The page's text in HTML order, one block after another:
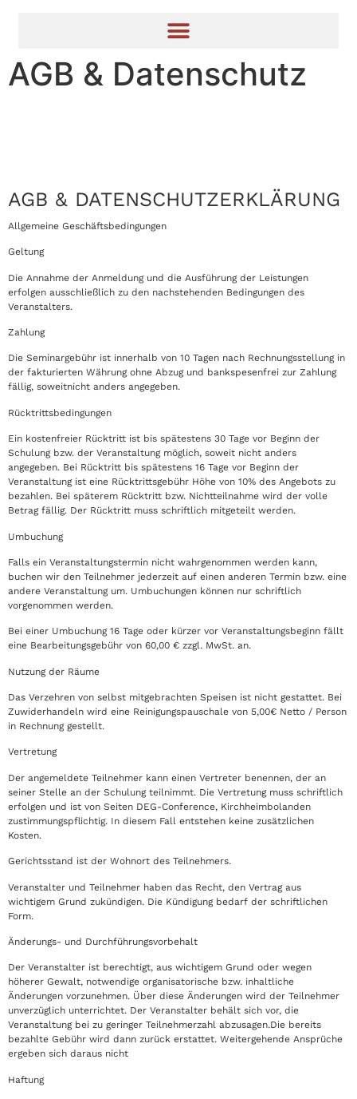
AGB & Datenschutz
AGB & DATENSCHUTZERKLÄRUNG
Allgemeine Geschäftsbedingungen
Geltung
Die Annahme der Anmeldung und die Ausführung der Leistungen
erfolgen ausschließlich zu den nachstehenden Bedingungen des
Veranstalters.
Zahlung
Die Seminargebühr ist innerhalb von 10 Tagen nach Rechnungsstellung in
der fakturierten Währung ohne Abzug und bankspesenfrei zur Zahlung
fällig, soweitnicht anders angegeben.
Rücktrittsbedingungen
Ein kostenfreier Rücktritt ist bis spätestens 30 Tage vor Beginn der
Schulung bzw. der Veranstaltung möglich, soweit nicht anders
angegeben. Bei Rücktritt bis spätestens 16 Tage vor Beginn der
Veranstaltung ist eine Rücktrittsgebühr Höhe von 10% des Angebots zu
bezahlen. Bei späterem Rücktritt bzw. Nichtteilnahme wird der volle
Betrag fällig. Der Rücktritt muss schriftlich mitgeteilt werden.
Umbuchung
Falls ein Veranstaltungstermin nicht wahrgenommen werden kann,
buchen wir den Teilnehmer jederzeit auf einen anderen Termin bzw. eine
andere Veranstaltung um. Umbuchungen können nur schriftlich
vorgenommen werden.
Bei einer Umbuchung 16 Tage oder kürzer vor Veranstaltungsbeginn fällt
eine Bearbeitungsgebühr von 60,00 € zzgl. MwSt. an.
Nutzung der Räume
Das Verzehren von selbst mitgebrachten Speisen ist nicht gestattet. Bei
Zuwiderhandeln wird eine Reinigungspauschale von 5,00€ Netto / Person
in Rechnung gestellt.
Vertretung
Der angemeldete Teilnehmer kann einen Vertreter benennen, der an
seiner Stelle an der Schulung teilnimmt. Die Vertretung muss schriftlich
erfolgen und ist von Seiten DEG-Conference, Kirchheimbolanden
zustimmungspflichtig. In diesem Fall entstehen keine zusätzlichen
Kosten.
Gerichtsstand ist der Wohnort des Teilnehmers.
Veranstalter und Teilnehmer haben das Recht, den Vertrag aus
wichtigem Grund zukündigen. Die Kündigung bedarf der schriftlichen
Form.
Änderungs- und Durchführungsvorbehalt
Der Veranstalter ist berechtigt, aus wichtigem Grund oder wegen
höherer Gewalt, notwendige organisatorische bzw. inhaltliche
Änderungen vorzunehmen. Über diese Änderungen wird der Teilnehmer
unverzüglich unterrichtet. Der Veranstalter behält sich vor, die
Veranstaltung bei zu geringer Teilnehmerzahl abzusagen.Die bereits
bezahlte Gebühr wird dann zurück erstattet. Weitergehende Ansprüche
ergeben sich daraus nicht
Haftung